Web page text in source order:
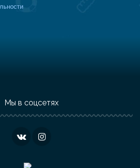
Мы в соцсетях